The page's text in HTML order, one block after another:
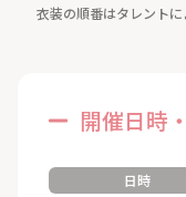
衣装の順番はタレントに
開催日時
日時